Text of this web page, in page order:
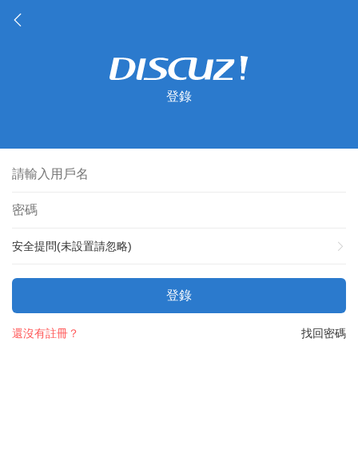
登錄
安全提問(未設置請忽略)
登錄
找回密碼
還沒有註冊？